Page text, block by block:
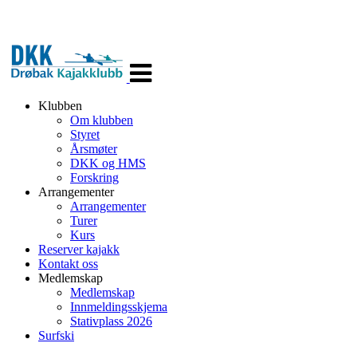
navigasjon
Klubben
Om klubben
Styret
Årsmøter
DKK og HMS
Forskring
Arrangementer
Arrangementer
Turer
Kurs
Reserver kajakk
Kontakt oss
Medlemskap
Medlemskap
Innmeldingsskjema
Stativplass 2026
Surfski